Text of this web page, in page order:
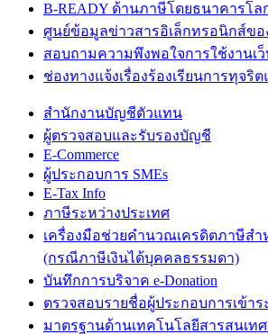
B-READY ด้านภาษีโดยธนาคารโล
ศูนย์ข้อมูลข่าวสารอิเล็กทรอนิกส์ขอ
สอบถามความพึงพอใจการใช้งานเ
ช่องทางแจ้งเรื่องร้องเรียนการทุจ
สำนักงานบัญชีตัวแทน
ผู้ตรวจสอบและรับรองบัญชี
E-Commerce
ผู้ประกอบการ SMEs
E-Tax Info
ภาษีระหว่างประเทศ
เครื่องมือช่วยคำนวณเครดิตภาษีสำ
(กรณีภาษีเงินได้บุคคลธรรมดา)
บันทึกการบริจาค e-Donation
ตรวจสอบรายชื่อผู้ประกอบการเข้าระ
มาตรฐานด้านเทคโนโลยีสารสนเท